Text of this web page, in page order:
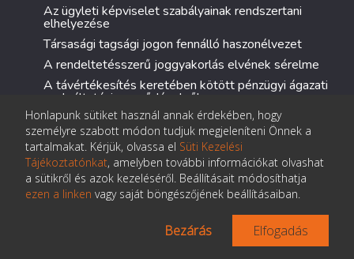
Az ügyleti képviselet szabályainak rendszertani
elhelyezése
Társasági tagsági jogon fennálló haszonélvezet
A rendeltetésszerű joggyakorlás elvének sérelme
A távértékesítés keretében kötött pénzügyi ágazati
szolgáltatási szerződésekről
Perújítás a választottbírósági eljárásban
Szerződésátruházás
Tartozásátvállalás mint nováció
A szoftverfelhasználói kockázatok csökkentésének
eszköze: a forráskódletét
A csődtörvény módosítása I.
Honlapunk sütiket használ annak érdekében, hogy
személyre szabott módon tudjuk megjeleníteni Önnek a
tartalmakat. Kérjük, olvassa el Süti Kezelési
Tájékoztatónkat, amelyben további információkat olvashat
a sütikről és azok kezeléséről. Beállításait módosíthatja
ezen a linken vagy saját böngészőjének beállításaiban.
Bezárás Elfogadás